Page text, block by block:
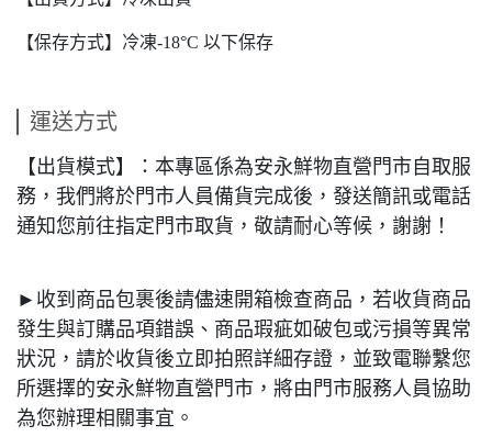
【保存方式】冷凍-18°C 以下保存
運送方式
【出貨模式】：本專區係為安永鮮物直營門市自取服
務，我們將於門市人員備貨完成後，發送簡訊或電話
通知您前往指定門市取貨，敬請耐心等候，謝謝！
►收到商品包裹後請儘速開箱檢查商品，若收貨商品
發生與訂購品項錯誤、商品瑕疵如破包或污損等異常
狀況，請於收貨後立即拍照詳細存證，並致電聯繫您
所選擇的安永鮮物直營門市，將由門市服務人員協助
為您辦理相關事宜。